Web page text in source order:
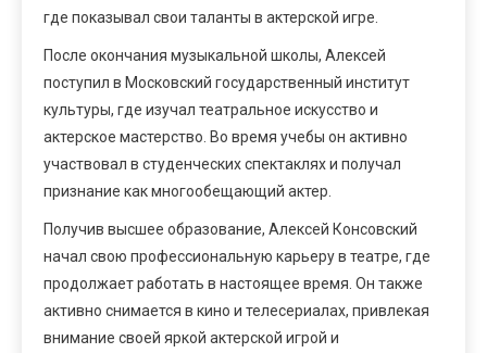
где показывал свои таланты в актерской игре.
После окончания музыкальной школы, Алексей
поступил в Московский государственный институт
культуры, где изучал театральное искусство и
актерское мастерство. Во время учебы он активно
участвовал в студенческих спектаклях и получал
признание как многообещающий актер.
Получив высшее образование, Алексей Консовский
начал свою профессиональную карьеру в театре, где
продолжает работать в настоящее время. Он также
активно снимается в кино и телесериалах, привлекая
внимание своей яркой актерской игрой и